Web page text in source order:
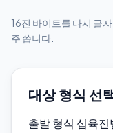
16진 바이트를 다시 글
주 씁니다.
대상 형식 선
출발 형식 십육진